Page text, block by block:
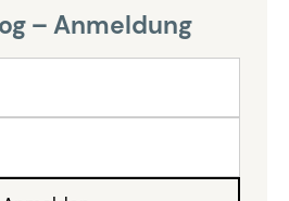
– Anmeldung